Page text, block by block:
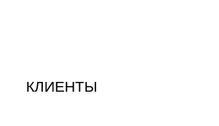
КЛИЕНТЫ